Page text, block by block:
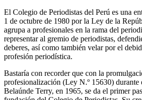
El Colegio de Periodistas del Perú es una
1 de octubre de 1980 por la Ley de la
agrupa a profesionales en la rama del
representar al gremio de periodistas,
deberes, así como también velar por el
profesión periodística.
Bastaría con recorder que con la
profesionalización (Ley N.º 15630) durante
Belaúnde Terry, en 1965, se da el primer